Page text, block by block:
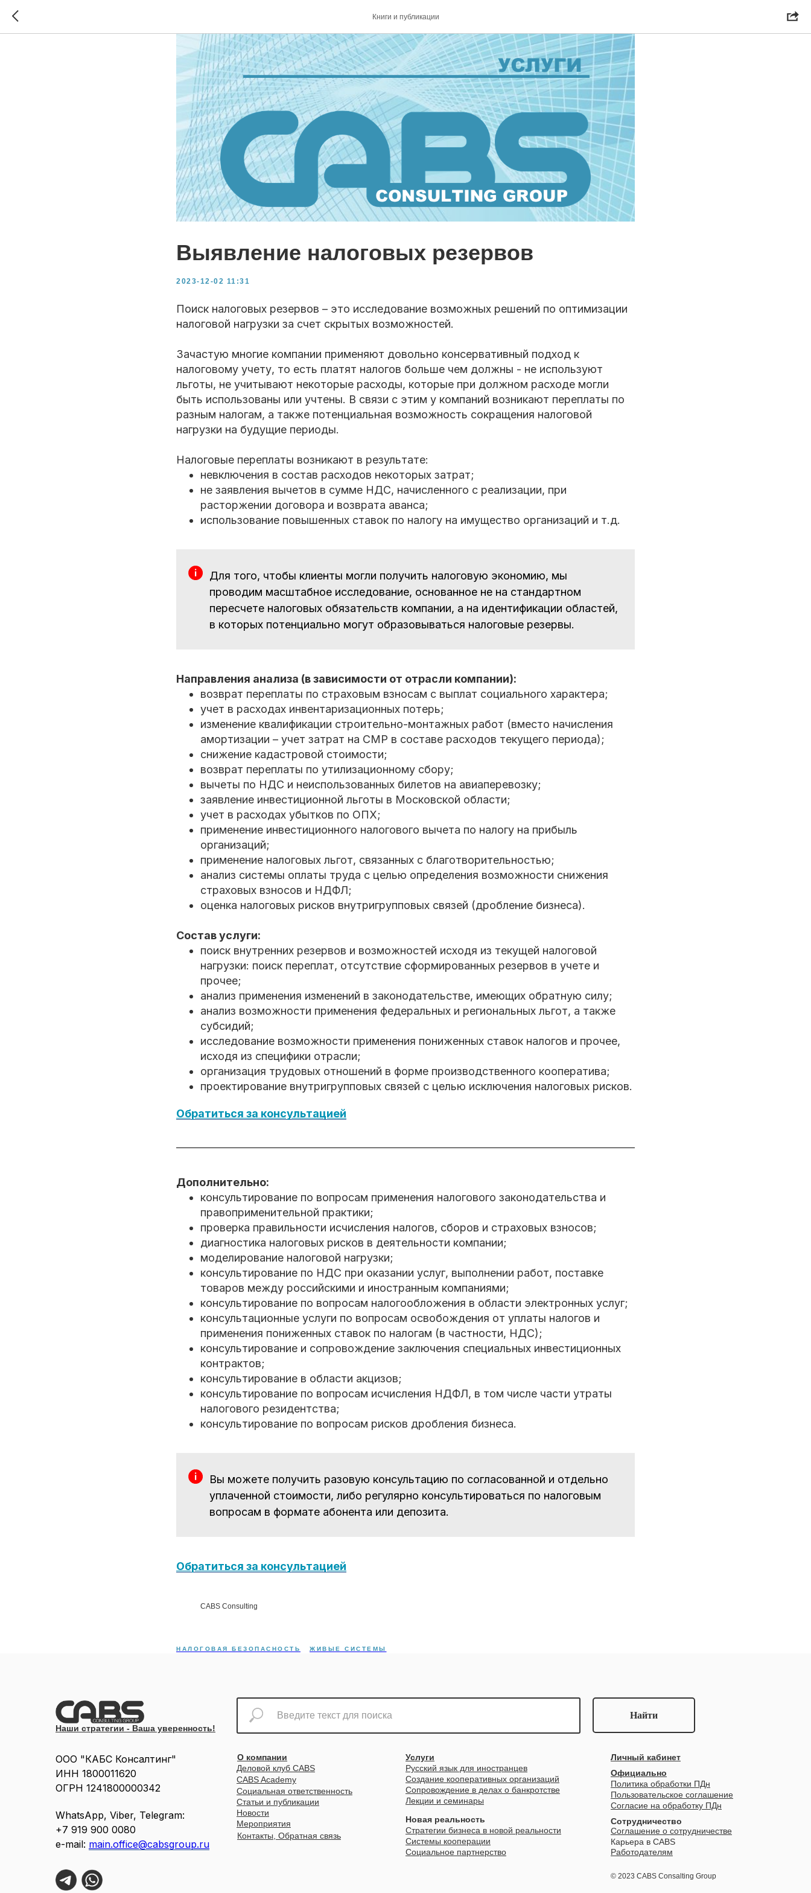
Книги и публикации
Выявление налоговых резервов
2023-12-02 11:31
Поиск налоговых резервов – это исследование возможных решений по оптимизации
налоговой нагрузки за счет скрытых возможностей.
Зачастую многие компании применяют довольно консервативный подход к
налоговому учету, то есть платят налогов больше чем должны - не используют
льготы, не учитывают некоторые расходы, которые при должном расходе могли
быть использованы или учтены. В связи с этим у компаний возникают переплаты по
разным налогам, а также потенциальная возможность сокращения налоговой
нагрузки на будущие периоды.
Налоговые переплаты возникают в результате:
невключения в состав расходов некоторых затрат;
не заявления вычетов в сумме НДС, начисленного с реализации, при
расторжении договора и возврата аванса;
использование повышенных ставок по налогу на имущество организаций и т.д.
Для того, чтобы клиенты могли получить налоговую экономию, мы
проводим масштабное исследование, основанное не на стандартном
пересчете налоговых обязательств компании, а на идентификации областей,
в которых потенциально могут образовываться налоговые резервы.
Направления анализа (в зависимости от отрасли компании):
возврат переплаты по страховым взносам с выплат социального характера;
учет в расходах инвентаризационных потерь;
изменение квалификации строительно-монтажных работ (вместо начисления
амортизации – учет затрат на СМР в составе расходов текущего периода);
снижение кадастровой стоимости;
возврат переплаты по утилизационному сбору;
вычеты по НДС и неиспользованных билетов на авиаперевозку;
заявление инвестиционной льготы в Московской области;
учет в расходах убытков по ОПХ;
применение инвестиционного налогового вычета по налогу на прибыль
организаций;
применение налоговых льгот, связанных с благотворительностью;
анализ системы оплаты труда с целью определения возможности снижения
страховых взносов и НДФЛ;
оценка налоговых рисков внутригрупповых связей (дробление бизнеса).
Состав услуги:
поиск внутренних резервов и возможностей исходя из текущей налоговой
нагрузки: поиск переплат, отсутствие сформированных резервов в учете и
прочее;
анализ применения изменений в законодательстве, имеющих обратную силу;
анализ возможности применения федеральных и региональных льгот, а также
субсидий;
исследование возможности применения пониженных ставок налогов и прочее,
исходя из специфики отрасли;
организация трудовых отношений в форме производственного кооператива;
проектирование внутригрупповых связей с целью исключения налоговых рисков.
Обратиться за консультацией
Дополнительно:
консультирование по вопросам применения налогового законодательства и
правоприменительной практики;
проверка правильности исчисления налогов, сборов и страховых взносов;
диагностика налоговых рисков в деятельности компании;
моделирование налоговой нагрузки;
консультирование по НДС при оказании услуг, выполнении работ, поставке
товаров между российскими и иностранным компаниями;
консультирование по вопросам налогообложения в области электронных услуг;
консультационные услуги по вопросам освобождения от уплаты налогов и
применения пониженных ставок по налогам (в частности, НДС);
консультирование и сопровождение заключения специальных инвестиционных
контрактов;
консультирование в области акцизов;
консультирование по вопросам исчисления НДФЛ, в том числе части утраты
налогового резидентства;
консультирование по вопросам рисков дробления бизнеса.
Вы можете получить разовую консультацию по согласованной и отдельно
уплаченной стоимости, либо регулярно консультироваться по налоговым
вопросам в формате абонента или депозита.
Обратиться за консультацией
CABS Consulting
НАЛОГОВАЯ БЕЗОПАСНОСТЬ ЖИВЫЕ СИСТЕМЫ
Найти
Наши стратегии - Ваша уверенность!
WhatsApp, Viber, Telegram:
+7 919 900 0080
е-mail: main.office@cabsgroup.ru
ООО "КАБС Консалтинг"
ИНН 1800011620
ОГРН 1241800000342
© 2023 CABS Consalting Group
Стратегии бизнеса в новой реальности
Новая реальность
Системы кооперации
Социальное партнерство
Услуги
Сопровождение в делах о банкротстве
Лекции и семинары
Создание кооперативных организаций
Русский язык для иностранцев
Сотрудничество
Карьера в CABS
Работодателям
Соглашение о сотрудничестве
Личный кабинет
О компании
Социальная ответственность
Статьи и публикации
Мероприятия
Новости
Деловой клуб CABS
CABS Academy
Контакты, Обратная связь
Официально
Политика обработки ПДн
Согласие на обработку ПДн
Пользовательское соглашение